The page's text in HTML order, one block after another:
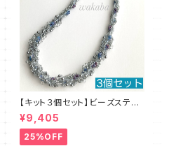
【キット３個セット】ビーズステッ
チキット・ブルーレース デザイ
ン：清水理子
¥9,405
25%OFF